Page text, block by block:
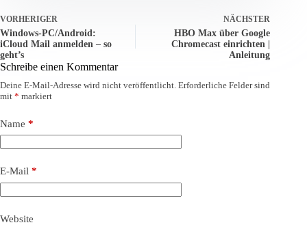
VORHERIGER
Windows-PC/Android:
iCloud Mail anmelden – so
geht’s
NÄCHSTER
HBO Max über Google
Chromecast einrichten |
Anleitung
Schreibe einen Kommentar
Deine E-Mail-Adresse wird nicht veröffentlicht. Erforderliche Felder sind
mit * markiert
Name *
E-Mail *
Website